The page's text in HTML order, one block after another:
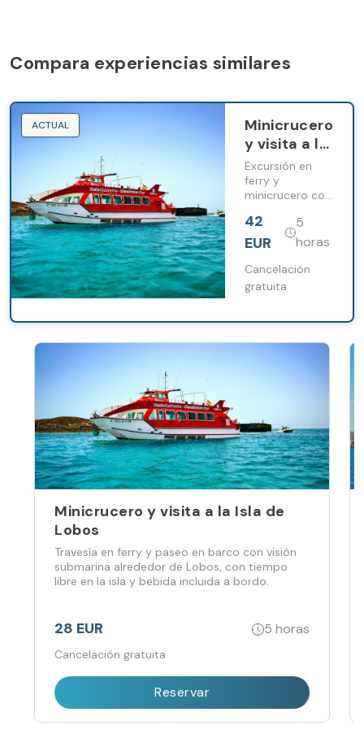
Compara experiencias similares
ACTUAL
Minicrucero
y visita a la
Isla de
Lobos con
recogida
desde
Caleta de
Excursión en
ferry y
minicrucero con
submarina
alrededor de
tiempo libre en
la isla y
42
EUR
5
horas
Cancelación
gratuita
Minicrucero y visita a la Isla de
Lobos
Travesía en ferry y paseo en barco con visión
submarina alrededor de Lobos, con tiempo
libre en la isla y bebida incluida a bordo.
28 EUR 5 horas
Cancelación gratuita
Reservar